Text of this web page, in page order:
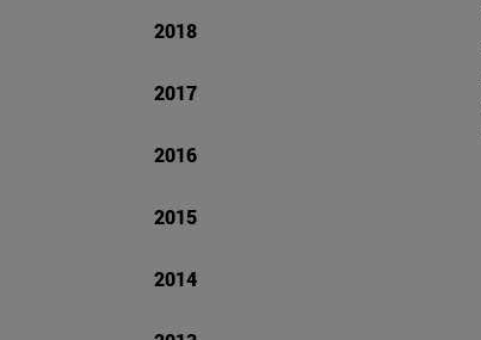
2018
2017
2016
2015
2014